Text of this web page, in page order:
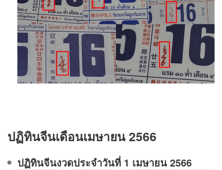
ปฏิทินจีนเดือนเมษายน 2566
ปฏิทินจีนงวดประจําวันที่ 1 เมษายน 2566